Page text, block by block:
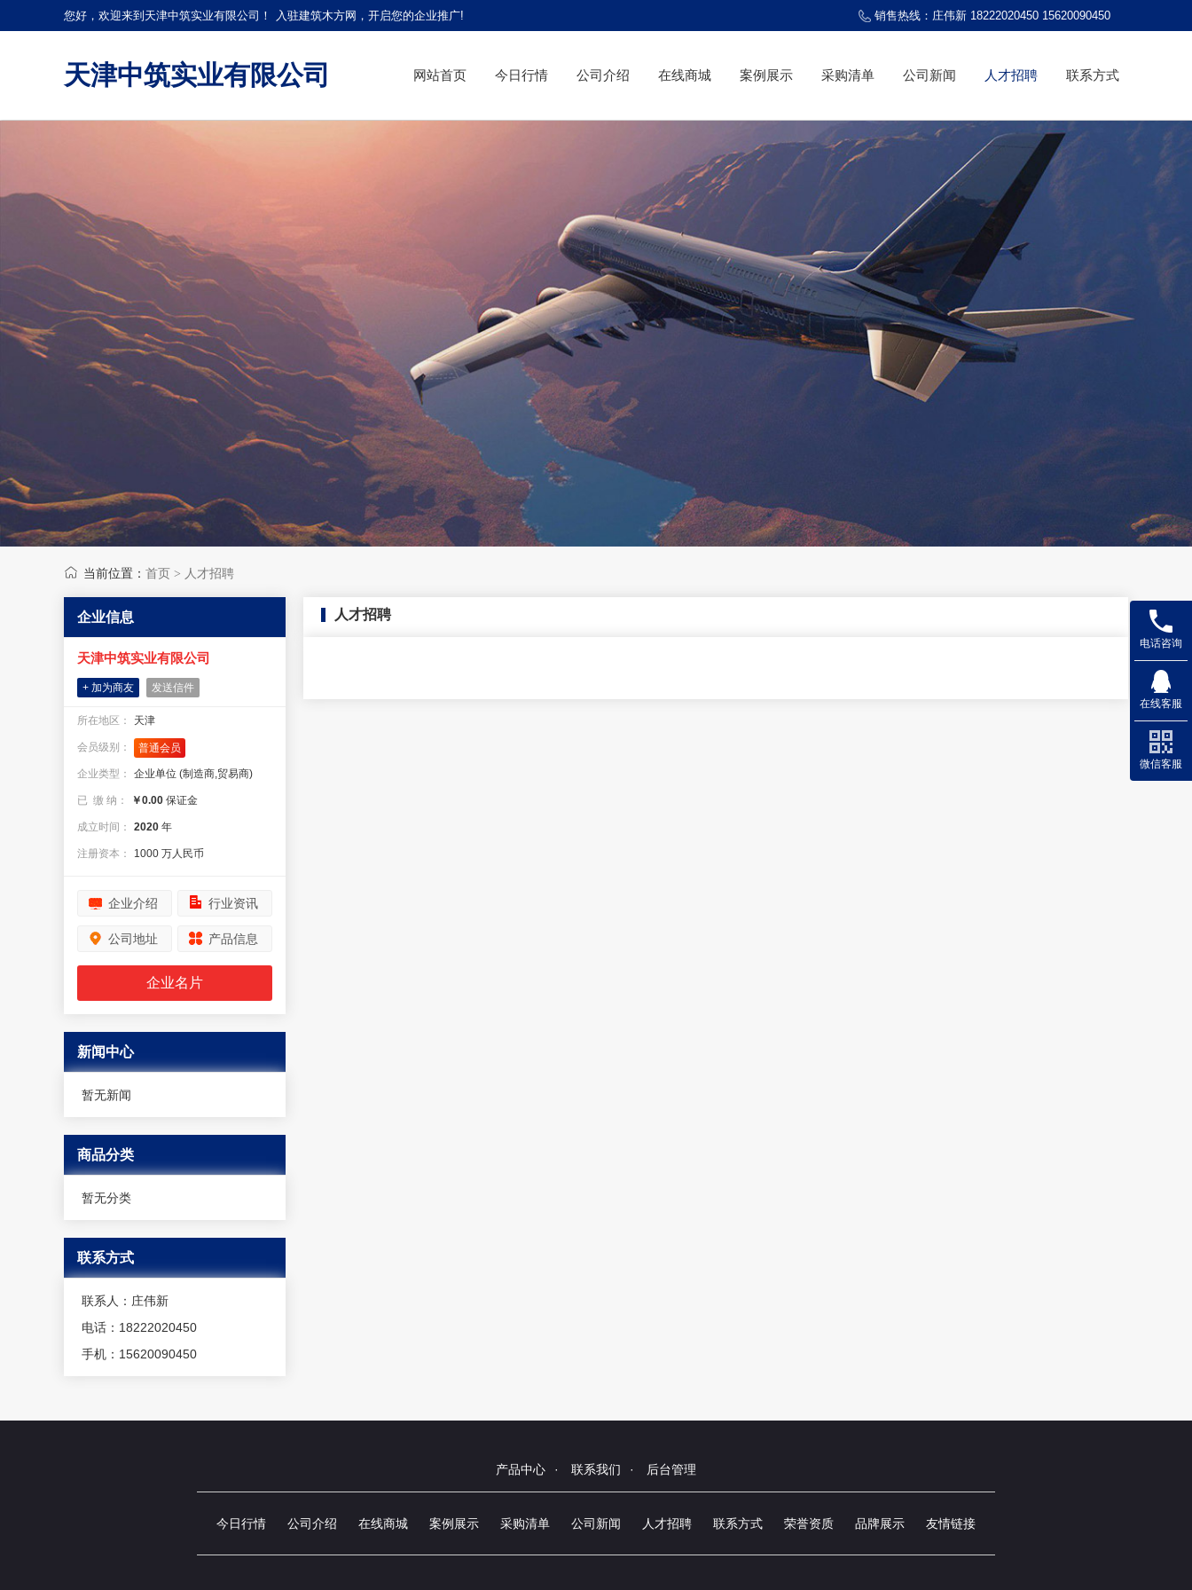
您好，欢迎来到天津中筑实业有限公司！ 入驻建筑木方网，开启您的企业推广! 销售热线：庄伟新 18222020450 15620090450
天津中筑实业有限公司 网站首页 今日行情 公司介绍 在线商城 案例展示 采购清单 公司新闻 人才招聘 联系方式
当前位置： 首页 > 人才招聘
企业信息
天津中筑实业有限公司
+ 加为商友 发送信件
所在地区： 天津
会员级别： 普通会员
企业类型： 企业单位 (制造商,贸易商)
已 缴 纳： ￥0.00 保证金
成立时间： 2020 年
注册资本： 1000 万人民币
企业介绍 行业资讯
公司地址 产品信息
企业名片
新闻中心
暂无新闻
商品分类
暂无分类
联系方式
联系人：庄伟新
电话：18222020450
手机：15620090450
人才招聘
产品中心 · 联系我们 · 后台管理
今日行情 公司介绍 在线商城 案例展示 采购清单 公司新闻 人才招聘 联系方式 荣誉资质 品牌展示 友情链接
电话咨询
在线客服
微信客服